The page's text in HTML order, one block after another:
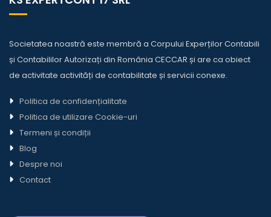
Societatea noastră este membră a Corpului Experților Contabili
și Contabililor Autorizați din România CECCAR și are ca obiect
de activitate activități de contabilitate și servicii conexe.
Politica de confidențialitate
Politica de utilizare Cookie-uri
Termeni și condiții
Blog
Despre noi
Contact